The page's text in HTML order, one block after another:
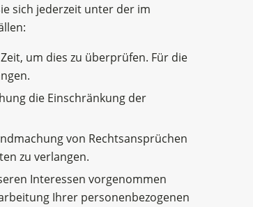
sich jederzeit unter der im
um dies zu überprüfen. Für die
die Einschränkung der
von Rechtsansprüchen
zu verlangen.
Interessen vorgenommen
Ihrer personenbezogenen